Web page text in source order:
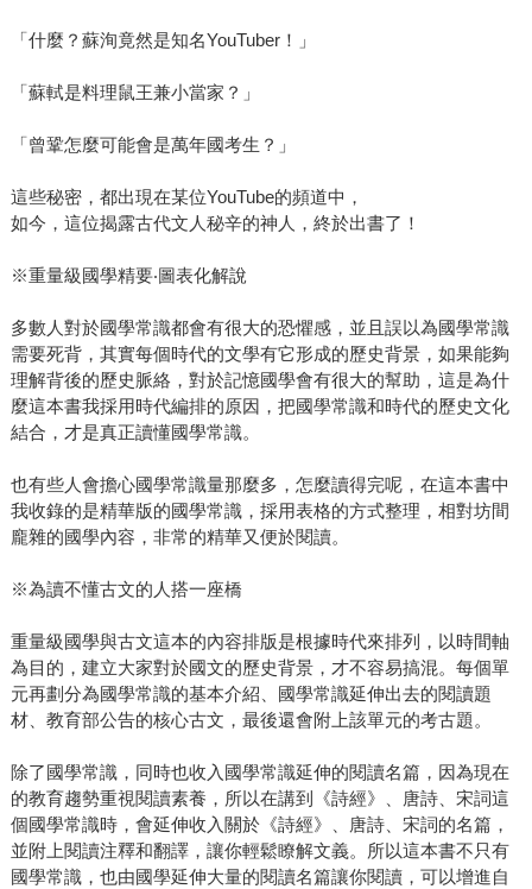
「什麼？蘇洵竟然是知名YouTuber！」
「蘇軾是料理鼠王兼小當家？」
「曾鞏怎麼可能會是萬年國考生？」
這些秘密，都出現在某位YouTube的頻道中，
如今，這位揭露古代文人秘辛的神人，終於出書了！
※重量級國學精要‧圖表化解說
多數人對於國學常識都會有很大的恐懼感，並且誤以為國學常識
需要死背，其實每個時代的文學有它形成的歷史背景，如果能夠
理解背後的歷史脈絡，對於記憶國學會有很大的幫助，這是為什
麼這本書我採用時代編排的原因，把國學常識和時代的歷史文化
結合，才是真正讀懂國學常識。
也有些人會擔心國學常識量那麼多，怎麼讀得完呢，在這本書中
我收錄的是精華版的國學常識，採用表格的方式整理，相對坊間
龐雜的國學內容，非常的精華又便於閱讀。
※為讀不懂古文的人搭一座橋
重量級國學與古文這本的內容排版是根據時代來排列，以時間軸
為目的，建立大家對於國文的歷史背景，才不容易搞混。每個單
元再劃分為國學常識的基本介紹、國學常識延伸出去的閱讀題
材、教育部公告的核心古文，最後還會附上該單元的考古題。
除了國學常識，同時也收入國學常識延伸的閱讀名篇，因為現在
的教育趨勢重視閱讀素養，所以在講到《詩經》、唐詩、宋詞這
個國學常識時，會延伸收入關於《詩經》、唐詩、宋詞的名篇，
並附上閱讀注釋和翻譯，讓你輕鬆瞭解文義。所以這本書不只有
國學常識，也由國學延伸大量的閱讀名篇讓你閱讀，可以增進自